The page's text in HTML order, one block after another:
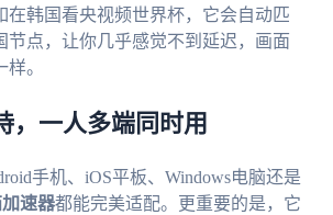
在韩国看央视频世界杯，它会自动匹
节点，让你几乎感觉不到延迟，画面
。
，一人多端同时用
手机、iOS平板、Windows电脑还是
速器都能完美适配。更重要的是，它